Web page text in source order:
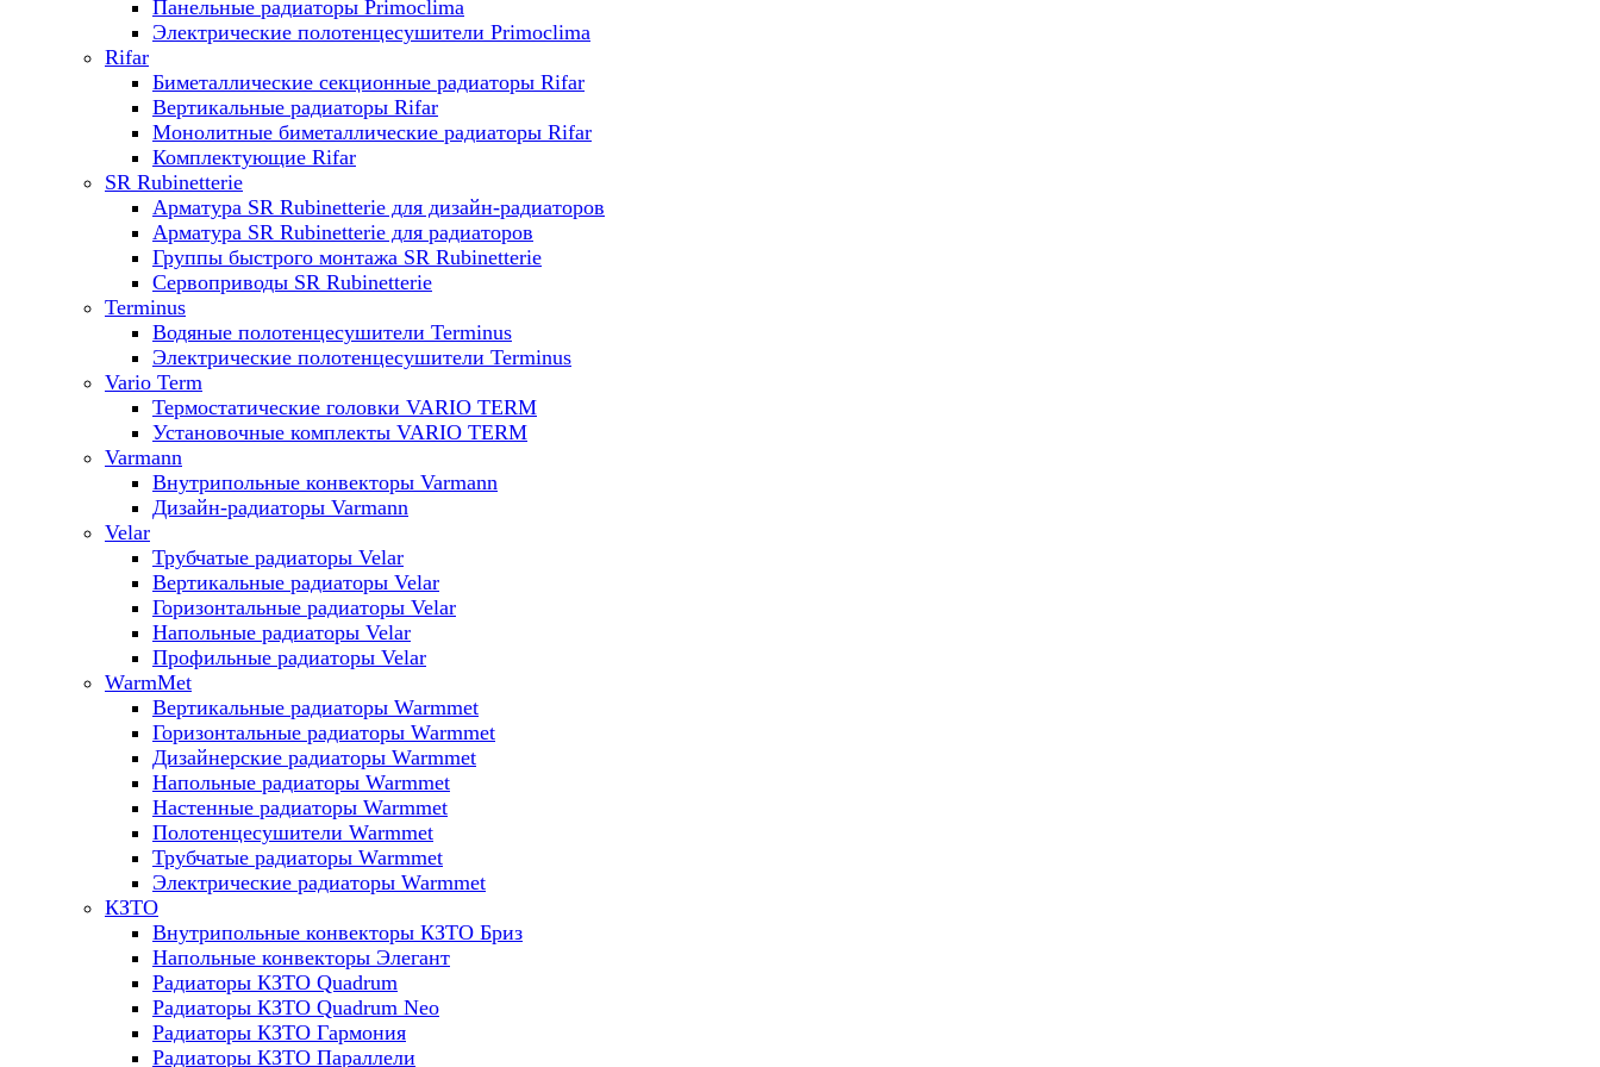
Панельные радиаторы Primoclima
Электрические полотенцесушители Primoclima
Rifar
Биметаллические секционные радиаторы Rifar
Вертикальные радиаторы Rifar
Монолитные биметаллические радиаторы Rifar
Комплектующие Rifar
SR Rubinetterie
Арматура SR Rubinetterie для дизайн-радиаторов
Арматура SR Rubinetterie для радиаторов
Группы быстрого монтажа SR Rubinetterie
Сервоприводы SR Rubinetterie
Terminus
Водяные полотенцесушители Terminus
Электрические полотенцесушители Terminus
Vario Term
Термостатические головки VARIO TERM
Установочные комплекты VARIO TERM
Varmann
Внутрипольные конвекторы Varmann
Дизайн-радиаторы Varmann
Velar
Трубчатые радиаторы Velar
Вертикальные радиаторы Velar
Горизонтальные радиаторы Velar
Напольные радиаторы Velar
Профильные радиаторы Velar
WarmMet
Вертикальные радиаторы Warmmet
Горизонтальные радиаторы Warmmet
Дизайнерские радиаторы Warmmet
Напольные радиаторы Warmmet
Настенные радиаторы Warmmet
Полотенцесушители Warmmet
Трубчатые радиаторы Warmmet
Электрические радиаторы Warmmet
КЗТО
Внутрипольные конвекторы КЗТО Бриз
Напольные конвекторы Элегант
Радиаторы КЗТО Quadrum
Радиаторы КЗТО Quadrum Neo
Радиаторы КЗТО Гармония
Радиаторы КЗТО Параллели